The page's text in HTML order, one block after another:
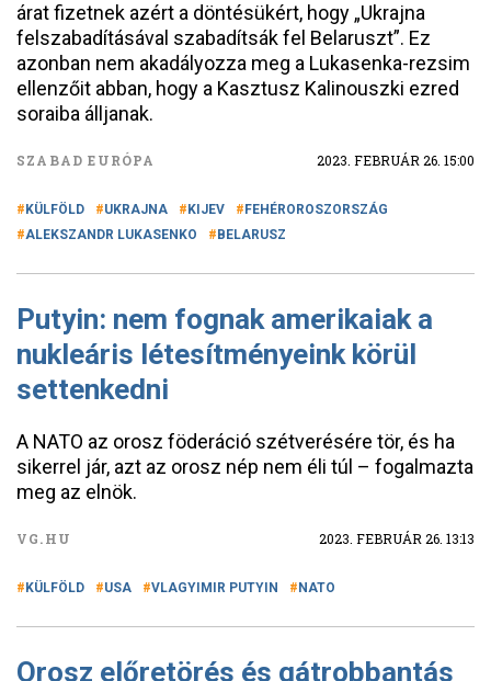
árat fizetnek azért a döntésükért, hogy „Ukrajna
felszabadításával szabadítsák fel Belaruszt”. Ez
azonban nem akadályozza meg a Lukasenka-rezsim
ellenzőit abban, hogy a Kasztusz Kalinouszki ezred
soraiba álljanak.
SZABAD EURÓPA 2023. FEBRUÁR 26. 15:00
KÜLFÖLD UKRAJNA KIJEV
FEHÉROROSZORSZÁG
ALEKSZANDR LUKASENKO
BELARUSZ
Putyin: nem fognak amerikaiak a
nukleáris létesítményeink körül
settenkedni
A NATO az orosz föderáció szétverésére tör, és ha
sikerrel jár, azt az orosz nép nem éli túl – fogalmazta
meg az elnök.
VG.HU 2023. FEBRUÁR 26. 13:13
KÜLFÖLD USA VLAGYIMIR PUTYIN NATO
Orosz előretörés és gátrobbantás